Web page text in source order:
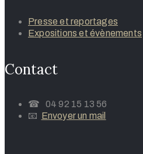
Presse et reportages
Expositions et évènements
Contact
☎ 04 92 15 13 56
📧 Envoyer un mail